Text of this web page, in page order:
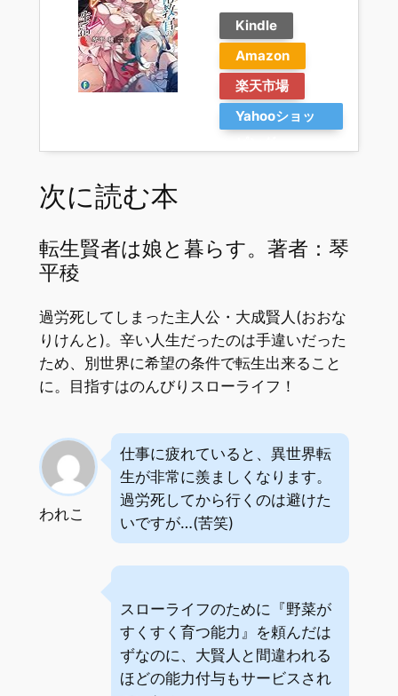
Kindle
Amazon
楽天市場
Yahooショッ
次に読む本
転生賢者は娘と暮らす。著者：琴
平稜
過労死してしまった主人公・大成賢人(おおな
りけんと)。辛い人生だったのは手違いだった
ため、別世界に希望の条件で転生出来ること
に。目指すはのんびりスローライフ！
われこ
仕事に疲れていると、異世界転
生が非常に羨ましくなります。
過労死してから行くのは避けた
いですが…(苦笑)
スローライフのために『野菜が
すくすく育つ能力』を頼んだは
ずなのに、大賢人と間違われる
ほどの能力付与もサービスされ